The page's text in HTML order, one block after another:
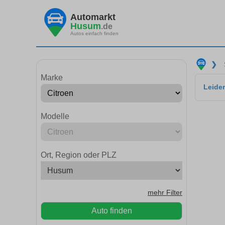
Automarkt
Husum.de
Autos einfach finden
Marke
Modelle
Ort, Region oder PLZ
mehr Filter
Auto finden
❯